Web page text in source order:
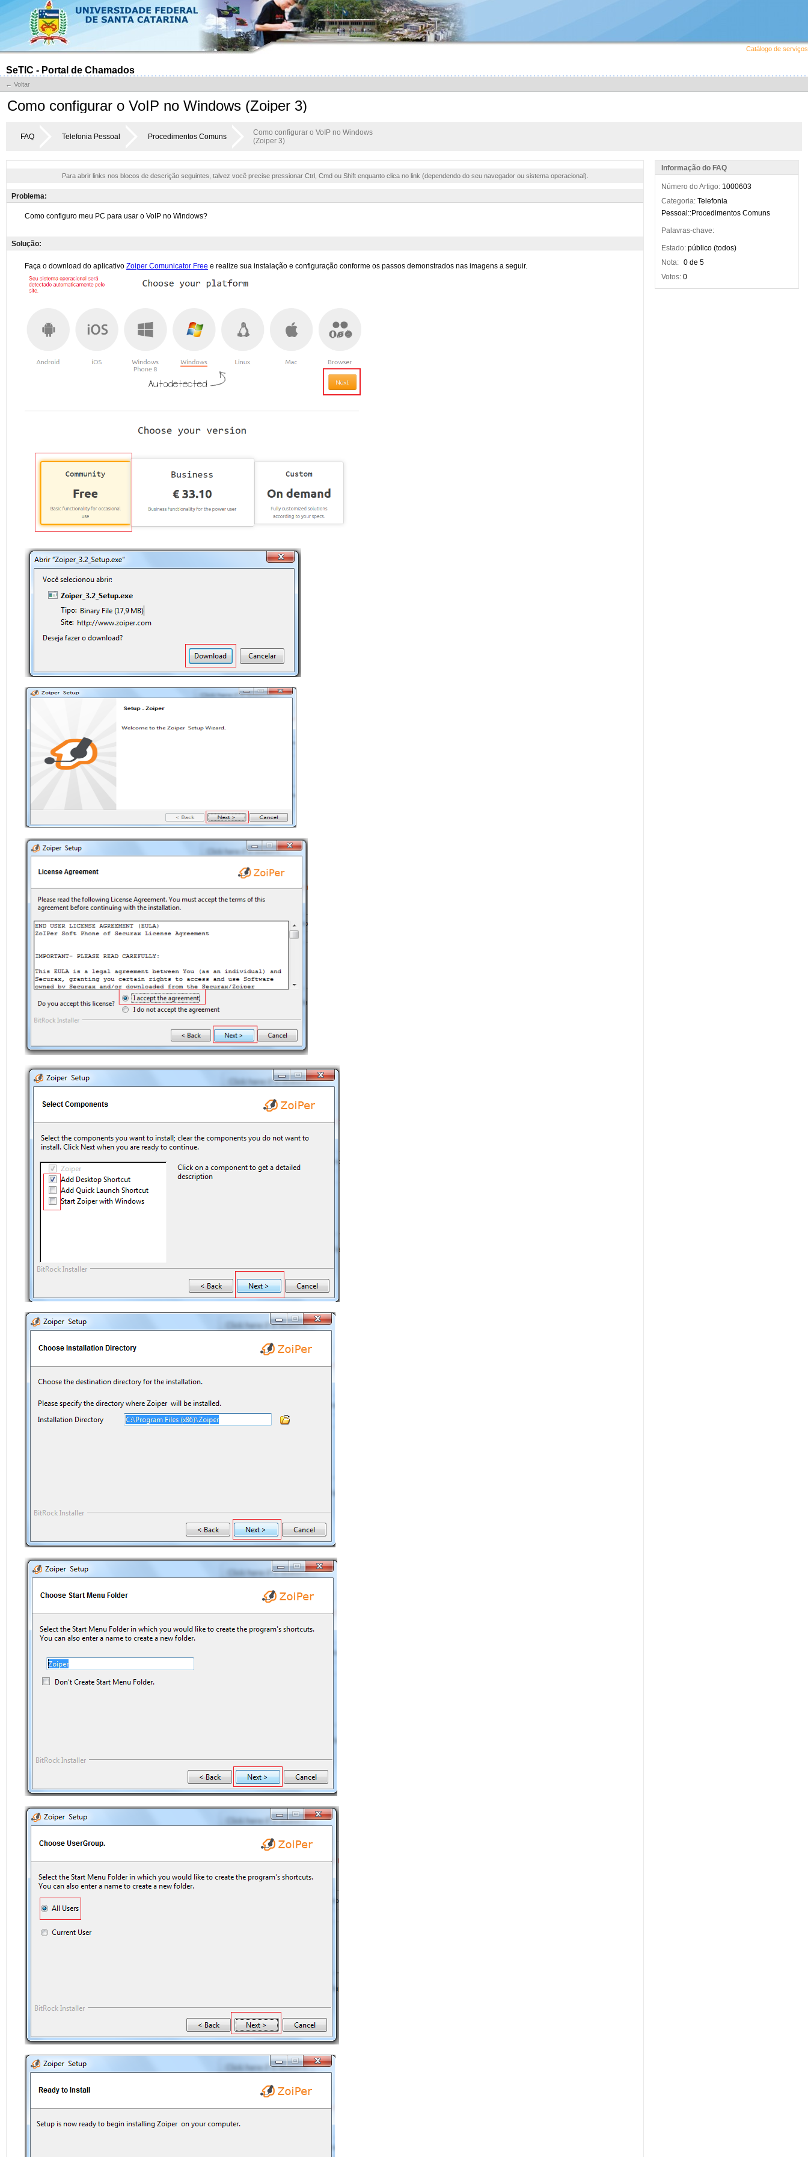
Catálogo de serviços
SeTIC - Portal de Chamados
← Voltar
Como configurar o VoIP no Windows (Zoiper 3)
FAQ Telefonia Pessoal Procedimentos Comuns
Como configurar o VoIP no Windows
(Zoiper 3)
Para abrir links nos blocos de descrição seguintes, talvez você precise pressionar Ctrl, Cmd ou Shift enquanto clica no link (dependendo do seu navegador ou sistema operacional).
Problema:
Solução:
Informação do FAQ
Número do Artigo: 1000603
Categoria: Telefonia
Pessoal::Procedimentos Comuns
Palavras-chave:
Estado: público (todos)
Nota: 0 de 5
Votos: 0